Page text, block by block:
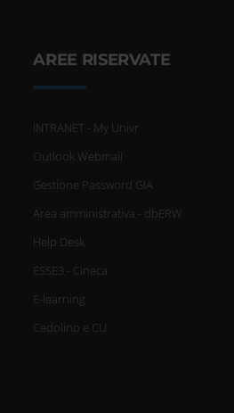
Approfondisci come
elaborati i tuoi dati
imposta le tue
sezione dettagli
qualsiasi momento
AREE RISERVATE
INTRANET - My Univr
Outlook Webmail
Gestione Password GIA
Area amministrativa - dbERW
Help Desk
ESSE3 - Cineca
E-learning
Cedolino e CU